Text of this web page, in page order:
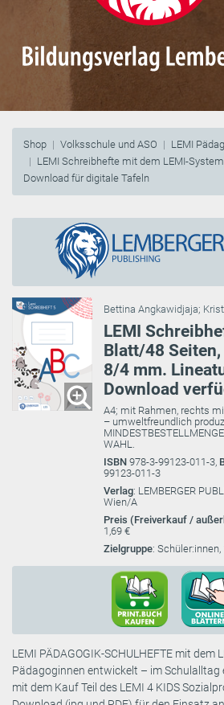
Shop Volksschule und ASO
LEMI
LEMI Schreibhefte mit dem LEMI-
Download für digitale Tafeln
Bettina Angkawidjaja;
LEMI
Blatt/48
8/4 mm.
Download
A4; mit Rahmen, rechts
– umweltfreundlich
WAHL.
ISBN 978-3-99123-011-3,
99123-011-3
Verlag: LEMBERGER
Wien/A
Preis (Freiverkauf /
1,69 €
Zielgruppe: Schüler:innen,
LEMI PÄDAGOGIK-SCHULHEFTE mit dem
Pädagoginnen entwickelt – im Schulalltag
mit dem Kauf Teil des LEMI 4 KIDS